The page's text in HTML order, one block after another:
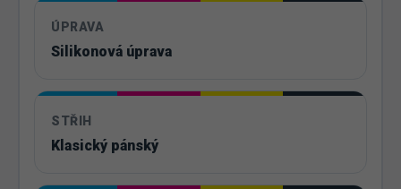
ÚPRAVA
Silikonová úprava
STŘIH
Klasický pánský